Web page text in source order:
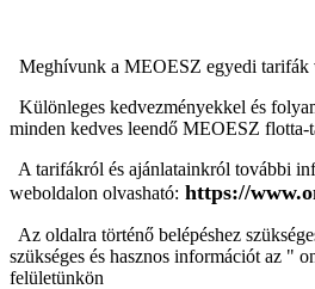
Meghívunk a MEOESZ egyedi tarifák
Különleges kedvezményekkel és
minden kedves leendő MEOESZ flotta-
A tarifákról és ajánlatainkról további
weboldalon olvasható: https://
Az oldalra történő belépéshez
szükséges és hasznos információt az "
felületünkön